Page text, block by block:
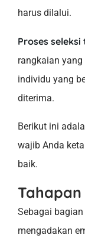
harus dilalui.
Proses seleksi
rangkaian
individu yang
diterima.
Berikut ini
wajib Anda
baik.
Tahapan
Sebagai
mengadakan